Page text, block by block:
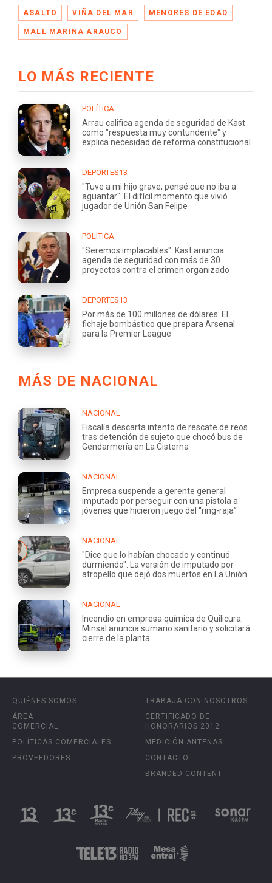
ASALTO VIÑA DEL MAR MENORES DE EDAD
MALL MARINA ARAUCO
LO MÁS RECIENTE
POLÍTICA
Arrau califica agenda de seguridad de Kast
como "respuesta muy contundente" y
explica necesidad de reforma constitucional
DEPORTES13
"Tuve a mi hijo grave, pensé que no iba a
aguantar": El difícil momento que vivió
jugador de Unión San Felipe
POLÍTICA
"Seremos implacables": Kast anuncia
agenda de seguridad con más de 30
proyectos contra el crimen organizado
DEPORTES13
Por más de 100 millones de dólares: El
fichaje bombástico que prepara Arsenal
para la Premier League
MÁS DE NACIONAL
NACIONAL
Fiscalía descarta intento de rescate de reos
tras detención de sujeto que chocó bus de
Gendarmería en La Cisterna
NACIONAL
Empresa suspende a gerente general
imputado por perseguir con una pistola a
jóvenes que hicieron juego del “ring-raja”
NACIONAL
"Dice que lo habían chocado y continuó
durmiendo": La versión de imputado por
atropello que dejó dos muertos en La Unión
NACIONAL
Incendio en empresa química de Quilicura:
Minsal anuncia sumario sanitario y solicitará
cierre de la planta
QUIÉNES SOMOS
ÁREA
COMERCIAL
POLÍTICAS COMERCIALES
PROVEEDORES
TRABAJA CON NOSOTROS
CERTIFICADO DE
HONORARIOS 2012
MEDICIÓN ANTENAS
CONTACTO
BRANDED CONTENT